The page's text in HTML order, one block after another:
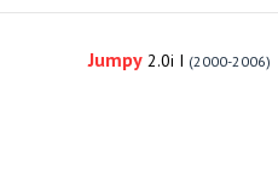
Jumpy 2.0i I (2000-2006)